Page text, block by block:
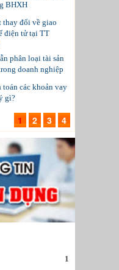
BHXH
thay đổi về giao
điện tử tại TT
phân loại tài sản
doanh nghiệp
toán các khoản vay
gì?
1 2 3 4
1